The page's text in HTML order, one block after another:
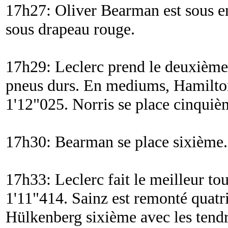
17h27: Oliver Bearman est sous
sous drapeau rouge.
17h29: Leclerc prend le
pneus durs. En mediums,
1'12"025. Norris se place
17h30: Bearman se place sixième.
17h33: Leclerc fait le meilleur
1'11"414. Sainz est remonté
Hülkenberg sixième avec les